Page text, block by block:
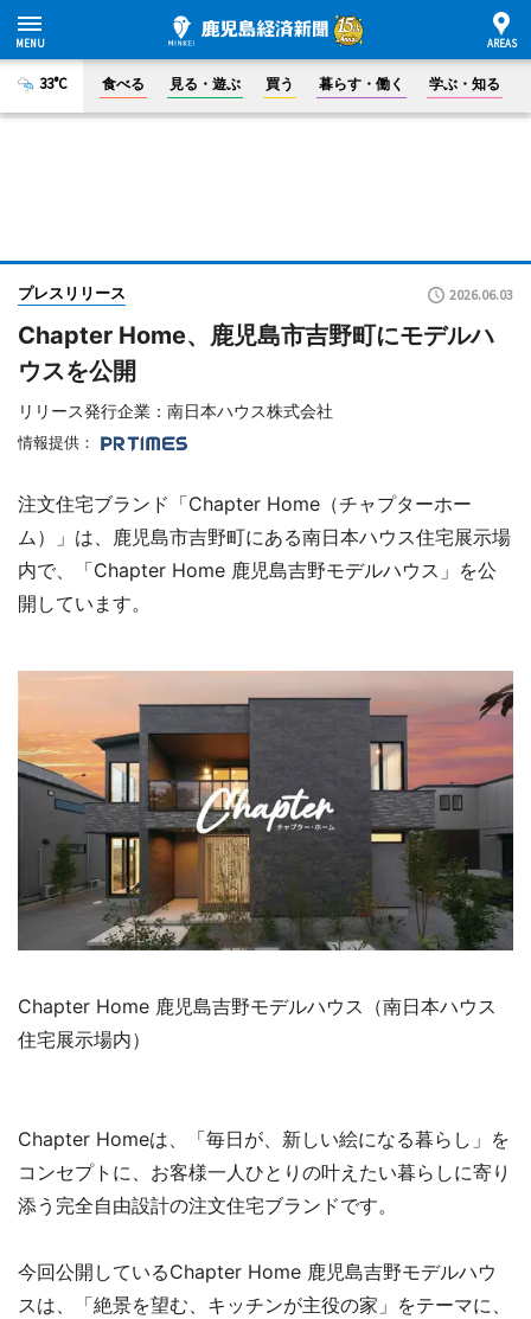
33°C 食べる 見る・遊ぶ 買う 暮らす・働く 学ぶ・知る
プレスリリース 2026.06.03
Chapter Home、鹿児島市吉野町にモデルハ
ウスを公開
リリース発行企業：南日本ハウス株式会社
情報提供：
注文住宅ブランド「Chapter Home（チャプターホー
ム）」は、鹿児島市吉野町にある南日本ハウス住宅展示場
内で、「Chapter Home 鹿児島吉野モデルハウス」を公
開しています。
Chapter Home 鹿児島吉野モデルハウス（南日本ハウス
住宅展示場内）
Chapter Homeは、「毎日が、新しい絵になる暮らし」を
コンセプトに、お客様一人ひとりの叶えたい暮らしに寄り
添う完全自由設計の注文住宅ブランドです。
今回公開しているChapter Home 鹿児島吉野モデルハウ
スは、「絶景を望む、キッチンが主役の家」をテーマに、